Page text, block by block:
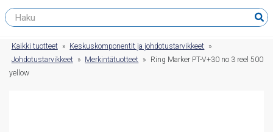
Kaikki tuotteet » Keskuskomponentit ja johdotustarvikkeet »
Johdotustarvikkeet » Merkintätuotteet »
Ring Marker PT-V+30 no 3 reel 500
yellow